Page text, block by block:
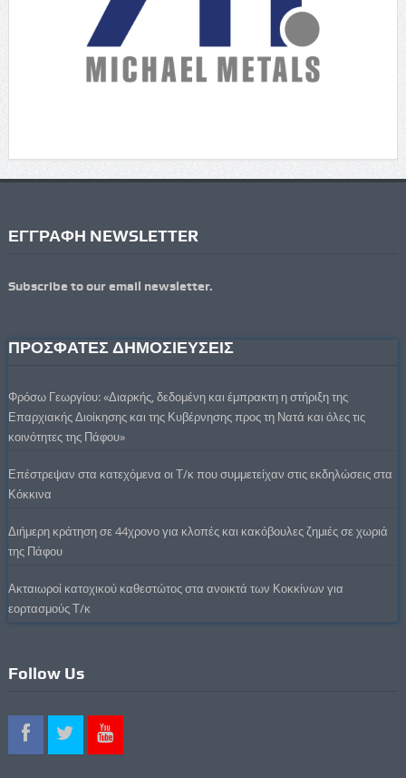
ΕΓΓΡΑΦΗ NEWSLETTER
Subscribe to our email newsletter.
ΠΡΟΣΦΑΤΕΣ ΔΗΜΟΣΙΕΥΣΕΙΣ
Φρόσω Γεωργίου: «Διαρκής, δεδομένη και έμπρακτη η στήριξη της
Επαρχιακής Διοίκησης και της Κυβέρνησης προς τη Νατά και όλες τις
κοινότητες της Πάφου»
Επέστρεψαν στα κατεχόμενα οι Τ/κ που συμμετείχαν στις εκδηλώσεις στα
Κόκκινα
Διήμερη κράτηση σε 44χρονο για κλοπές και κακόβουλες ζημιές σε χωριά
της Πάφου
Ακταιωροί κατοχικού καθεστώτος στα ανοικτά των Κοκκίνων για
εορτασμούς Τ/κ
Follow Us